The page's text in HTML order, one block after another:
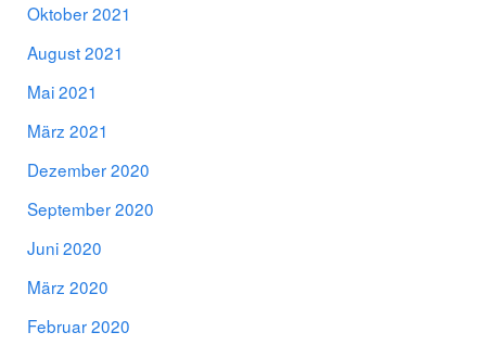
Oktober 2021
August 2021
Mai 2021
März 2021
Dezember 2020
September 2020
Juni 2020
März 2020
Februar 2020